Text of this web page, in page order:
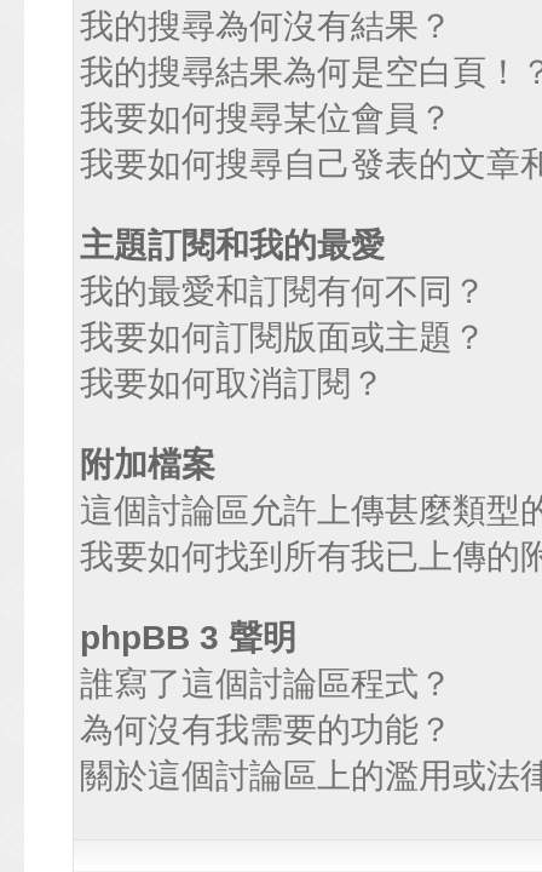
我的搜尋為何沒有結果？
我的搜尋結果為何是空白頁！
我要如何搜尋某位會員？
我要如何搜尋自己發表的文章
主題訂閱和我的最愛
我的最愛和訂閱有何不同？
我要如何訂閱版面或主題？
我要如何取消訂閱？
附加檔案
這個討論區允許上傳甚麼類型
我要如何找到所有我已上傳的
phpBB 3 聲明
誰寫了這個討論區程式？
為何沒有我需要的功能？
關於這個討論區上的濫用或法